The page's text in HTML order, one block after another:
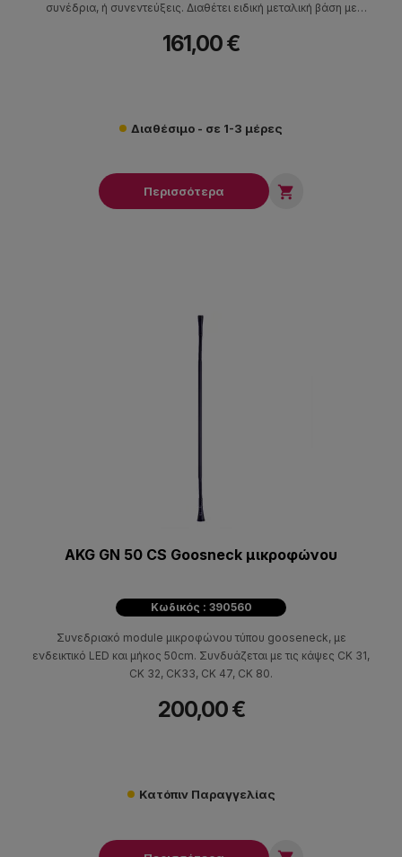
συνέδρια, ή συνεντεύξεις. Διαθέτει ειδική μεταλική βάση με
Διαθέτει επίσης διακόπτη για να ανοίγει και να κλείνει όταν
161,00 €
Διαθέσιμο - σε 1-3 μέρες
Περισσότερα 
AKG GN 50 CS Goosneck μικροφώνου
Κωδικός : 390560
Συνεδριακό module μικροφώνου τύπου gooseneck, με
ενδεικτικό LED και μήκος 50cm. Συνδυάζεται με τις κάψες CK 31,
CK 32, CK33, CK 47, CK 80.
200,00 €
Κατόπιν Παραγγελίας